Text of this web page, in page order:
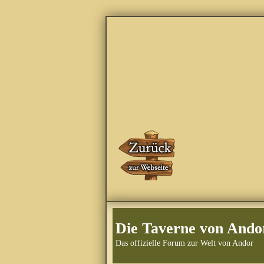
Die Taverne von
Das offizielle Forum zur Welt von Andor